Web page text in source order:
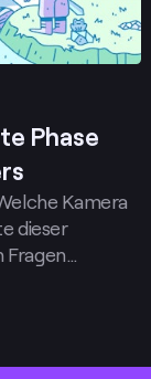
Phase
Kamera
dieser
Fragen